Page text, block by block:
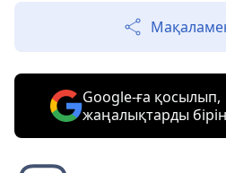
Google-ға қосылып,
жаңалықтарды